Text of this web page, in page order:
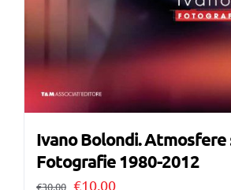
Ivano Bolondi. Atmosfere
Fotografie 1980-2012
€30,00 Il
€10,00Il